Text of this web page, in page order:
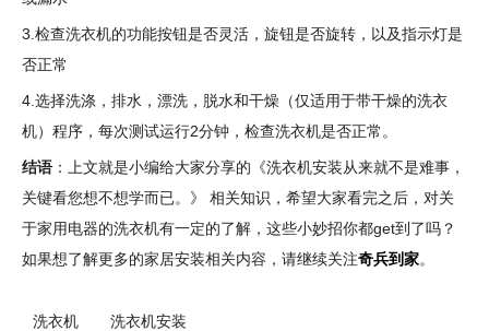
3.检查洗衣机的功能按钮是否灵活，旋钮是否旋转，以及指示灯是
否正常
4.选择洗涤，排水，漂洗，脱水和干燥（仅适用于带干燥的洗衣
机）程序，每次测试运行2分钟，检查洗衣机是否正常。
结语 ：上文就是小编给大家分享的《洗衣机安装从来就不是难事，
关键看您想不想学而已。》 相关知识，希望大家看完之后，对关
于家用电器的洗衣机有一定的了解，这些小妙招你都get到了吗？
如果想了解更多的家居安装相关内容，请继续关注奇兵到家。
洗衣机 洗衣机安装